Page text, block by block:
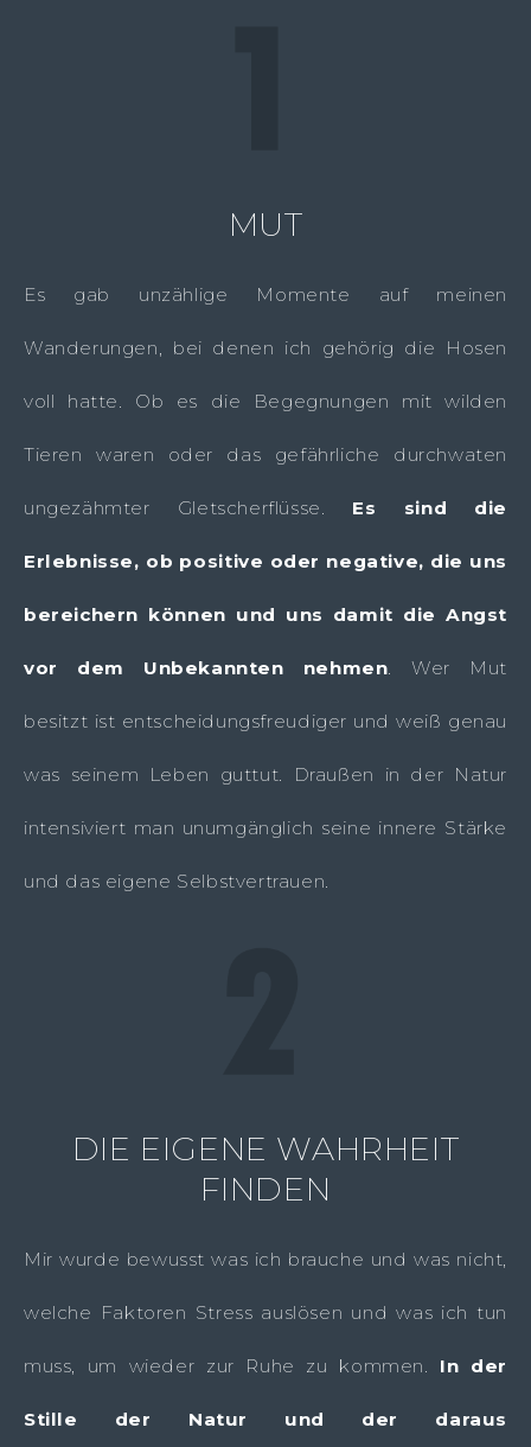
MUT
Es gab unzählige Momente auf meinen
Wanderungen, bei denen ich gehörig die Hosen
voll hatte. Ob es die Begegnungen mit wilden
Tieren waren oder das gefährliche durchwaten
ungezähmter Gletscherflüsse. Es sind die
Erlebnisse, ob positive oder negative, die uns
bereichern können und uns damit die Angst
vor dem Unbekannten nehmen. Wer Mut
besitzt ist entscheidungsfreudiger und weiß genau
was seinem Leben guttut. Draußen in der Natur
intensiviert man unumgänglich seine innere Stärke
und das eigene Selbstvertrauen.
DIE EIGENE WAHRHEIT
FINDEN
Mir wurde bewusst was ich brauche und was nicht,
welche Faktoren Stress auslösen und was ich tun
muss, um wieder zur Ruhe zu kommen. In der
Stille der Natur und der daraus